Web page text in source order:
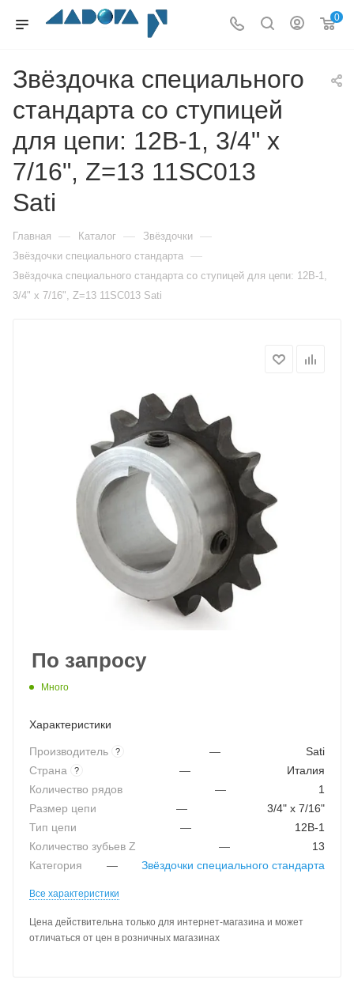
0
Звёздочка специального
стандарта со ступицей
для цепи: 12B-1, 3/4" x
7/16", Z=13 11SC013
Sati
Главная — Каталог — Звёздочки —
Звёздочки специального стандарта —
Звёздочка специального стандарта со ступицей для цепи: 12B-1,
3/4" x 7/16", Z=13 11SC013 Sati
По запросу
Много
Характеристики
Производитель ? —
Sati
Страна
? —
Италия
Количество рядов
—
1
Размер цепи
—
3/4" x 7/16"
Тип цепи
—
12B-1
Количество зубьев Z
—
13
Категория
— Звёздочки специального стандарта
Все характеристики
Цена действительна только для интернет-магазина и может
отличаться от цен в розничных магазинах